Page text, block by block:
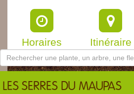
Horaires Itinéraire
LES SERRES DU MAUPAS